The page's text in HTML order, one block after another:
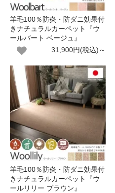
羊毛100％防炎・防ダニ効果付
きナチュラルカーペット『ウ
ールバート ベージュ』
31,900円(税込)～
羊毛100％防炎・防ダニ効果付
きナチュラルカーペット『ウ
ールリリー ブラウン』